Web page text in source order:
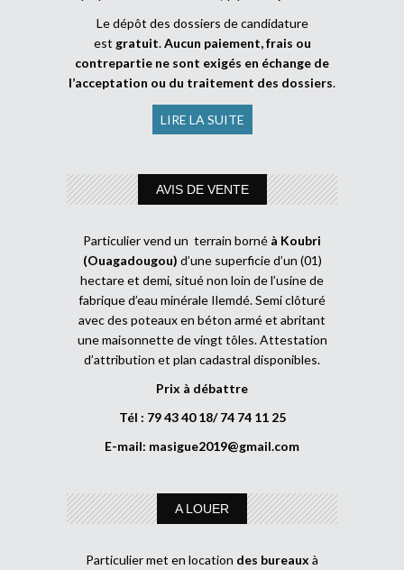
Le dépôt des dossiers de candidature
est gratuit.Aucun paiement, frais ou
contrepartie ne sont exigés en échange de
l’acceptation ou du traitement des dossiers.
LIRE LA SUITE
AVIS DE VENTE
Particulier vend un terrain borné à Koubri
(Ouagadougou) d’une superficie d’un (01)
hectare et demi, situé non loin de l’usine de
fabrique d’eau minérale Ilemdé. Semi clôturé
avec des poteaux en béton armé et abritant
une maisonnette de vingt tôles. Attestation
d’attribution et plan cadastral disponibles.
Prix à débattre
Tél : 79 43 40 18/ 74 74 11 25
E-mail: masigue2019@gmail.com
A LOUER
Particulier met en location des bureaux à